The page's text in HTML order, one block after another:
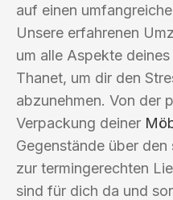
auf einen
Unsere erfahrenen
um alle Aspekte
Thanet, um dir den
abzunehmen. Von der
Verpackung deiner
Gegenstände über
zur termingerechten
sind für dich da und